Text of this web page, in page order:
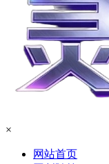
×
网站首页